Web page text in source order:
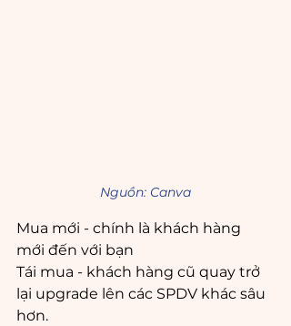
Nguồn: Canva
Mua mới - chính là khách hàng
mới đến với bạn
Tái mua - khách hàng cũ quay trở
lại upgrade lên các SPDV khác sâu
hơn.